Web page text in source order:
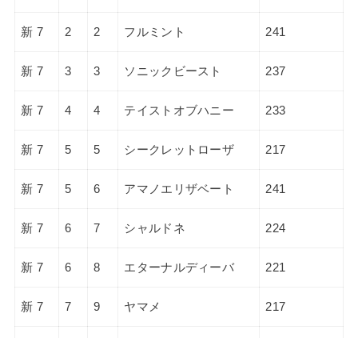
新 7 2 2 フルミント 241
新 7 3 3 ソニックビースト 237
新 7 4 4 テイストオブハニー 233
新 7 5 5 シークレットローザ 217
新 7 5 6 アマノエリザベート 241
新 7 6 7 シャルドネ 224
新 7 6 8 エターナルディーバ 221
新 7 7 9 ヤマメ 217